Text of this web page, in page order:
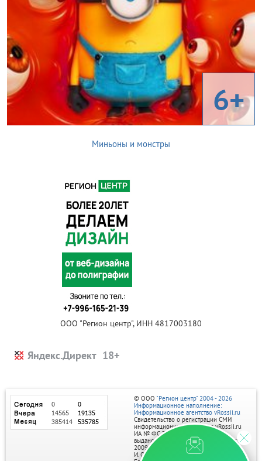
6+
Миньоны и монстры
ООО "Регион центр", ИНН 4817003180
Яндекс.Директ
© ООО "Регион центр" 2004 - 2026
Информационное наполнение:
Информационное агентство vRossii.ru
Свидетельство о регистрации СМИ
информационного агентства vRossii.ru
ИА № ФС 77‑35502
выдано РОСКОМНАДЗОРом 04 марта
2009г.
И. О. Главного редактора Нарыков А. Н.